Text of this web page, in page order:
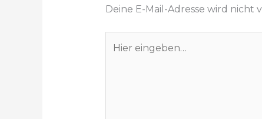
Deine E-Mail-Adresse wird nicht
eingeben…